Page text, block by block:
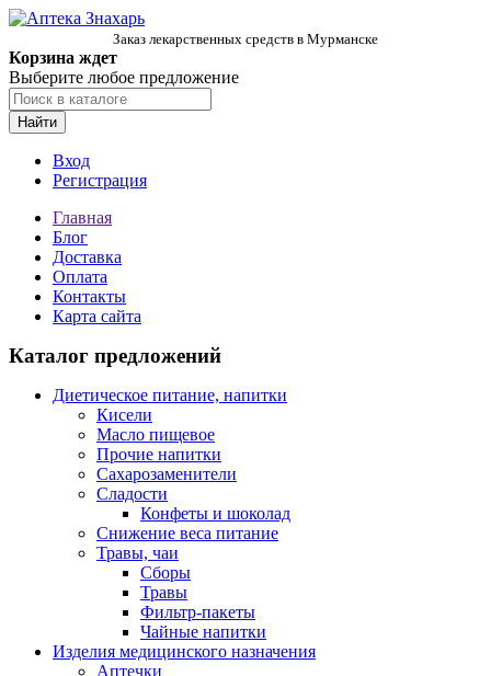
Заказ лекарственных средств в Мурманске
Корзина ждет
Выберите любое предложение
Найти
Вход
Регистрация
Главная
Блог
Доставка
Оплата
Контакты
Карта сайта
Каталог предложений
Диетическое питание, напитки
Кисели
Масло пищевое
Прочие напитки
Сахарозаменители
Сладости
Конфеты и шоколад
Снижение веса питание
Травы, чаи
Сборы
Травы
Фильтр-пакеты
Чайные напитки
Изделия медицинского назначения
Аптечки